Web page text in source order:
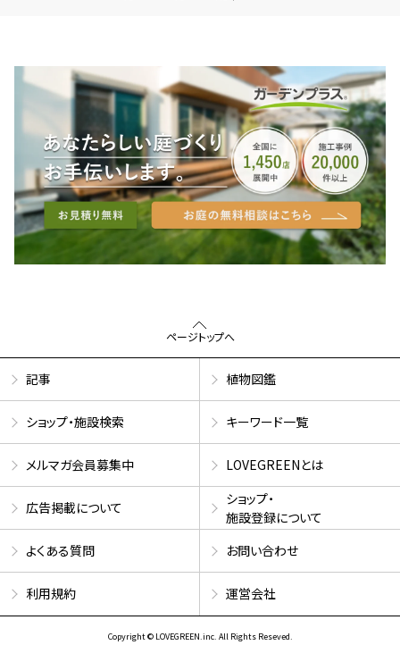
ページトップへ
記事 植物図鑑
ショップ・施設検索 キーワード一覧
メルマガ会員募集中 LOVEGREENとは
広告掲載について
ショップ・
施設登録について
よくある質問
お問い合わせ
利用規約 運営会社
Copyright © LOVEGREEN.inc. All Rights Reseved.